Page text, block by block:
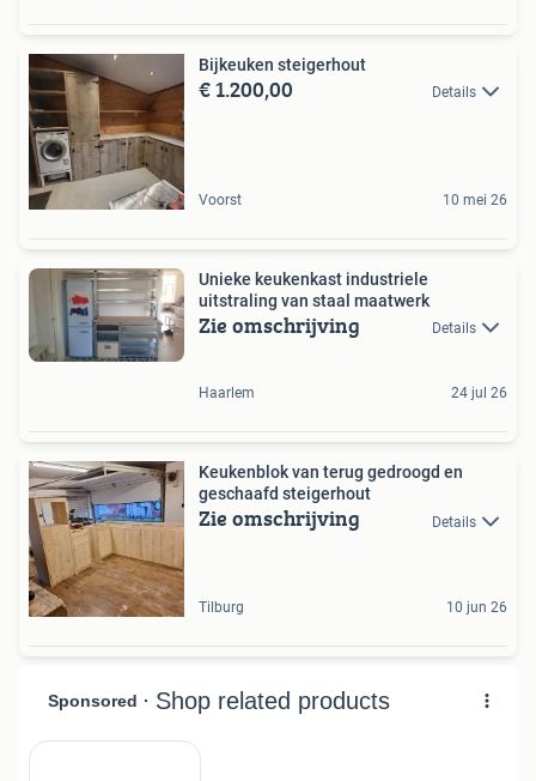
Bijkeuken steigerhout
€ 1.200,00 Details
Voorst 10 mei 26
Unieke keukenkast industriele
uitstraling van staal maatwerk
Zie omschrijving Details
Haarlem 24 jul 26
Keukenblok van terug gedroogd en
geschaafd steigerhout
Zie omschrijving Details
Tilburg 10 jun 26